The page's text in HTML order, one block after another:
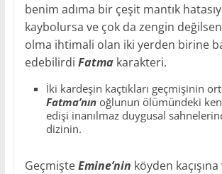
benim adıma bir çeşit mantık
kaybolursa ve çok da zengin
olma ihtimali olan iki yerden birine
edebilirdi Fatma karakteri.
İki kardeşin kaçtıkları geçmişinin
Fatma’nınoğlunun ölümündeki
edişi inanılmaz duygusal
dizinin.
GeçmişteEmine’nin köyden